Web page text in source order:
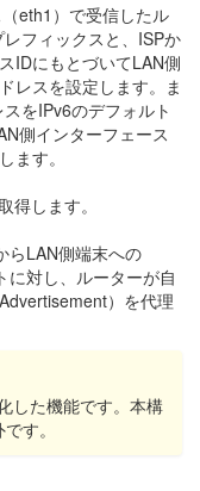
eth1）で受信したル
フィックスと、ISPか
IDにもとづいてLAN側
レスを設定します。ま
をIPv6のデフォルト
側インターフェース
ます。
得します。
らLAN側端末への
に対し、ルーターが自
）を代理
した機能です。本構
す。